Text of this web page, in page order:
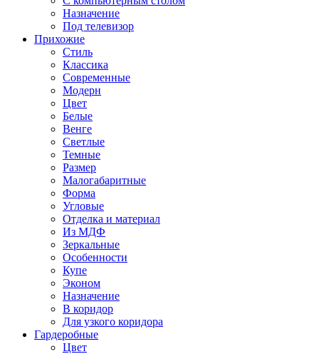
Назначение
Под телевизор
Прихожие
Стиль
Классика
Современные
Модерн
Цвет
Белые
Венге
Светлые
Темные
Размер
Малогабаритные
Форма
Угловые
Отделка и материал
Из МДФ
Зеркальные
Особенности
Купе
Эконом
Назначение
В коридор
Для узкого коридора
Гардеробные
Цвет